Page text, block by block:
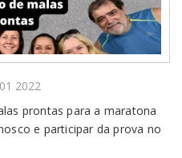
2022
prontas para a maratona
e participar da prova no